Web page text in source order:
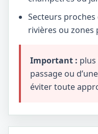
Secteurs proches
rivières ou zones
Important : plus
passage ou
éviter toute